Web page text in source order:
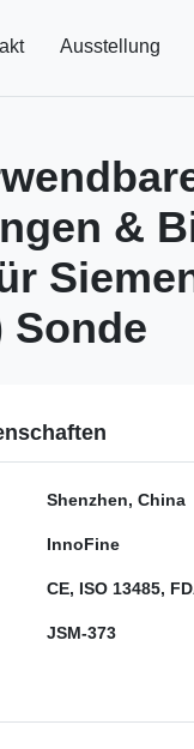
Ausstellung
&
Sonde
Shenzhen, China
InnoFine
CE, ISO 13485,
JSM-373